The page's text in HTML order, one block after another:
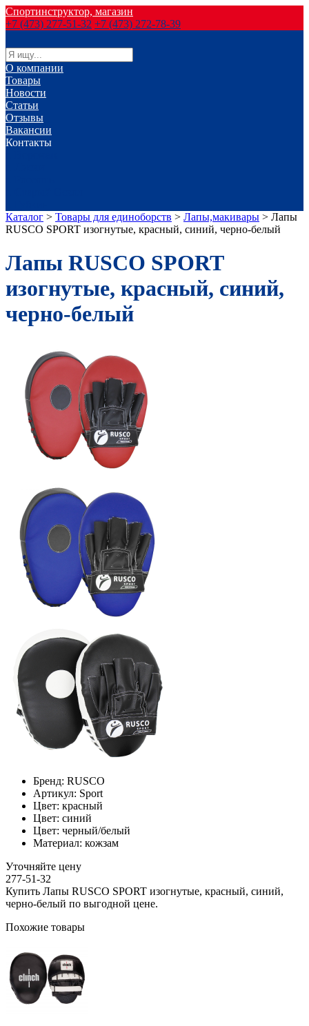
Спортинструктор, магазин
+7 (473) 277-51-32 +7 (473) 272-78-39
О компании
Товары
Новости
Статьи
Отзывы
Вакансии
Контакты
Каталог > Товары для единоборств > Лапы,макивары > Лапы
RUSCO SPORT изогнутые, красный, синий, черно-белый
Лапы RUSCO SPORT
изогнутые, красный, синий,
черно-белый
Бренд: RUSCO
Артикул: Sport
Цвет: красный
Цвет: синий
Цвет: черный/белый
Материал: кожзам
Уточняйте цену
277-51-32
Купить Лапы RUSCO SPORT изогнутые, красный, синий,
черно-белый по выгодной цене.
Похожие товары